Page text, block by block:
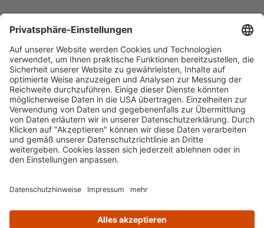
Häufig aufgerufen
Standorte & Öffnungszeiten
anmelden & ausleihen
Ausbildung & Karriere
Impressum Datenschutz Barrierefreiheit
literaturportal-bayern.de